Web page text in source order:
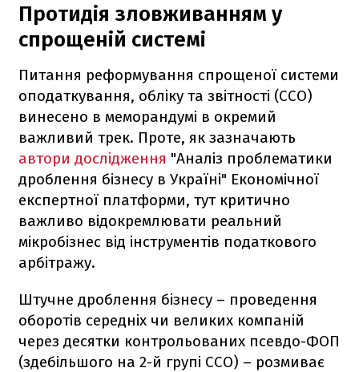
Протидія зловживанням у
спрощеній системі
Питання реформування спрощеної системи
оподаткування, обліку та звітності (ССО)
винесено в меморандумі в окремий
важливий трек. Проте, як зазначають
автори дослідження "Аналіз проблематики
дроблення бізнесу в Україні" Економічної
експертної платформи, тут критично
важливо відокремлювати реальний
мікробізнес від інструментів податкового
арбітражу.
Штучне дроблення бізнесу – проведення
оборотів середніх чи великих компаній
через десятки контрольованих псевдо-ФОП
(здебільшого на 2-й групі ССО) – розмиває